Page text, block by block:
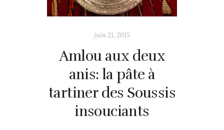
juin 21, 2015
Amlou aux deux
anis: la pâte à
tartiner des Soussis
insouciants